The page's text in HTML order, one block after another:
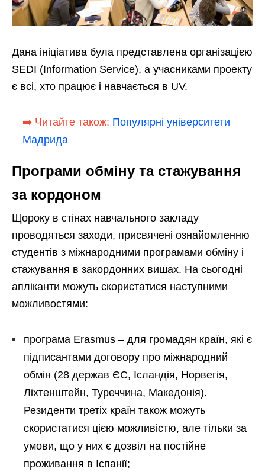
Дана ініціатива була представлена організацією
SEDI (Information Service), а учасниками проекту
є всі, хто працює і навчається в UV.
➡️ Читайте також: Популярні університети
Мадрида
Програми обміну та стажування
за кордоном
Щороку в стінах навчального закладу
проводяться заходи, присвячені ознайомленню
студентів з міжнародними програмами обміну і
стажування в закордонних вишах. На сьогодні
апліканти можуть скористатися наступними
можливостями:
програма Erasmus – для громадян країн, які є
підписантами договору про міжнародний
обмін (28 держав ЄС, Ісландія, Норвегія,
Ліхтенштейн, Туреччина, Македонія).
Резиденти третіх країн також можуть
скористатися цією можливістю, але тільки за
умови, що у них є дозвіл на постійне
проживання в Іспанії;